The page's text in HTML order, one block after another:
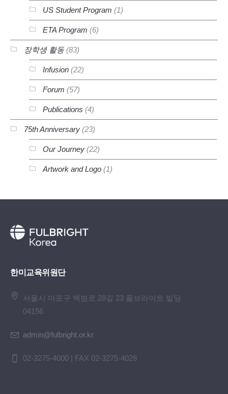
US Student Program (1)
ETA Program (6)
장학생 활동 (83)
Infusion (22)
Forum (57)
Publications (4)
75th Anniversary (23)
Our Journey (22)
Artwork and Logo (1)
한미교육위원단
서울시 마포구 백범로 28길 23 풀브라이트 빌딩
04156
admin@fulbright.or.kr
02-3275-4000 | FAX 02-3275-4028